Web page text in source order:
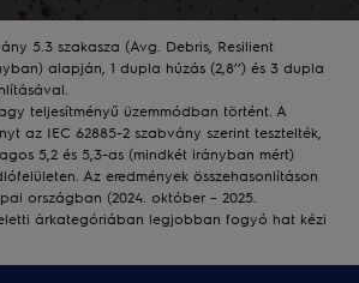
5.3 szakasza (Avg. Debris, Resilient
alapján, 1 dupla húzás (2,8’’) és 3 dupla
teljesítményű üzemmódban történt. A
az IEC 62885-2 szabvány szerint tesztelték,
5,2 és 5,3-as (mindkét irányban mért)
Az eredmények összehasonlításon
országban (2024. október – 2025.
árkategóriában legjobban fogyó hat kézi